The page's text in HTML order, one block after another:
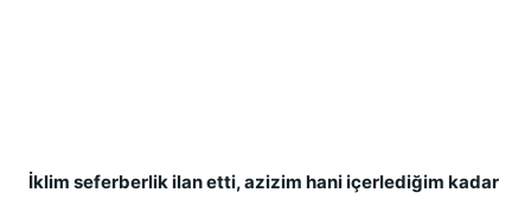
İklim seferberlik ilan etti, azizim hani içerlediğim kadar